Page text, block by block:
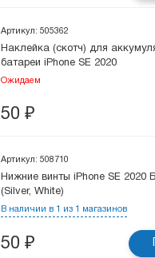
Артикул: 505362
Наклейка (скотч) для
батареи iPhone SE 2020
Ожидаем
50 ₽
Артикул: 508710
Нижние винты iPhone SE 2020
(Silver, White)
В наличии в 1 из 1 магазинов
50 ₽